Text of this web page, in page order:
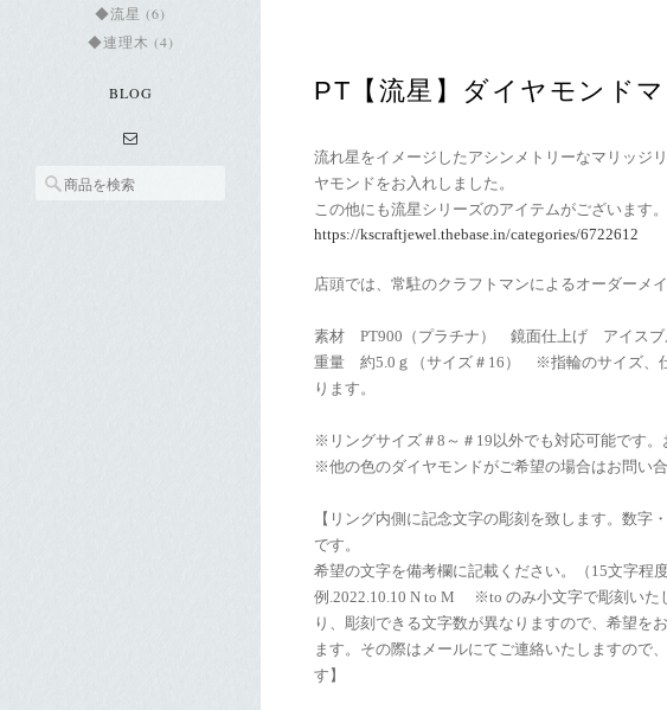
◆流星 (6)
◆連理木 (4)
BLOG PT【流星】ダイヤモンド
流れ星をイメージしたアシンメトリーなマリッジ
ヤモンドをお入れしました。
この他にも流星シリーズのアイテムがございます
https://kscraftjewel.thebase.in/categories/6722612
店頭では、常駐のクラフトマンによるオーダーメ
素材 PT900（プラチナ） 鏡面仕上げ アイスブ
重量 約5.0ｇ（サイズ＃16） ※指輪のサイズ、
ります。
※リングサイズ＃8～＃19以外でも対応可能です。
※他の色のダイヤモンドがご希望の場合はお問い合
【リング内側に記念文字の彫刻を致します。数字
です。
希望の文字を備考欄に記載ください。（15文字程度
例.2022.10.10 N to M ※to のみ小文字で彫刻いた
り、彫刻できる文字数が異なりますので、希望を
ます。その際はメールにてご連絡いたしますので
す】